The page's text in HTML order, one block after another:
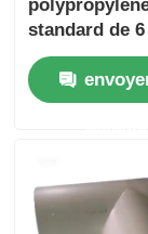
standard de
de long,
paroi de 3 à
adaptés aux
plomberie